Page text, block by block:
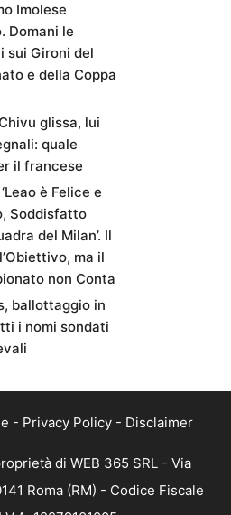
Imolese
Domani le
sui Gironi del
e della Coppa
glissa, lui
quale
il francese
è Felice e
Soddisfatto
del Milan’. Il
ma il
non Conta
ballottaggio in
i nomi sondati
- Privacy Policy - Disclaimer
di WEB 365 SRL - Via
Roma (RM) - Codice Fiscale